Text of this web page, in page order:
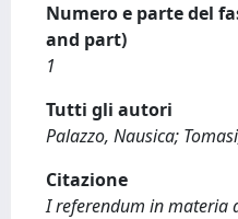
Numero e parte del
and part)
1
Tutti gli autori
Palazzo, Nausica;
Citazione
I referendum in materia